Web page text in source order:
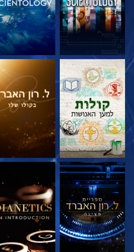
בדוק את הסדרה בדוק את הסדרה
בדוק את הסדרה בדוק את הסדרה